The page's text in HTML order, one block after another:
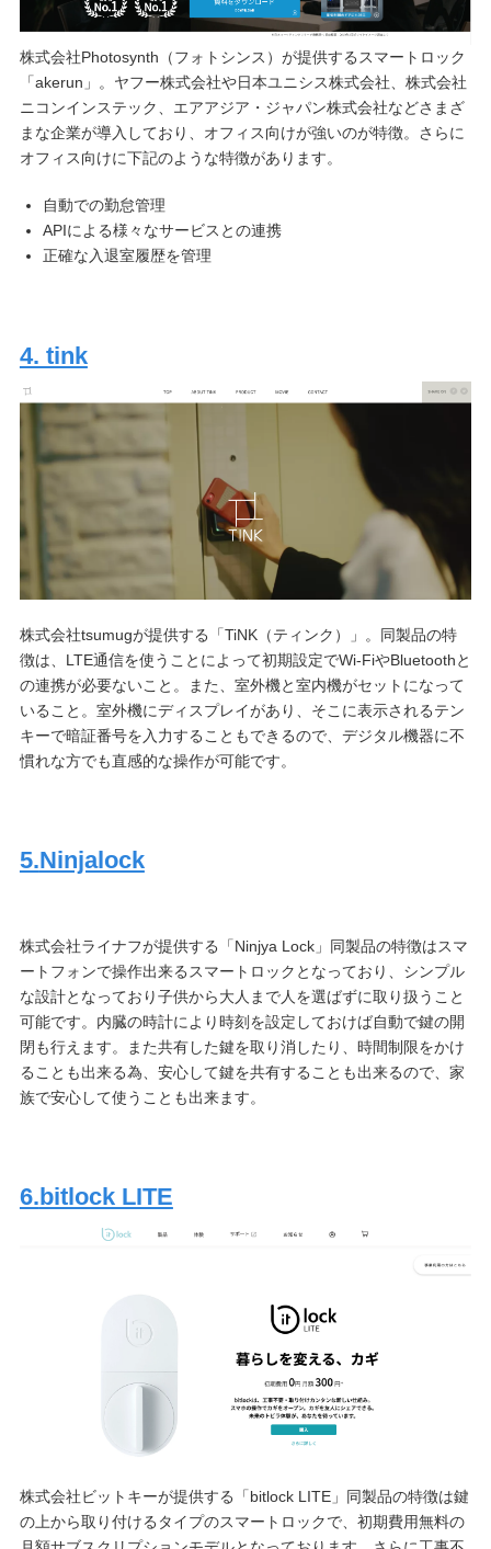
株式会社Photosynth（フォトシンス）が提供するスマートロック
「akerun」。ヤフー株式会社や日本ユニシス株式会社、株式会社
ニコンインステック、エアアジア・ジャパン株式会社などさまざ
まな企業が導入しており、オフィス向けが強いのが特徴。さらに
オフィス向けに下記のような特徴があります。
自動での勤怠管理
APIによる様々なサービスとの連携
正確な入退室履歴を管理
4. tink
株式会社tsumugが提供する「TiNK（ティンク）」。同製品の特
徴は、LTE通信を使うことによって初期設定でWi-FiやBluetoothと
の連携が必要ないこと。また、室外機と室内機がセットになって
いること。室外機にディスプレイがあり、そこに表示されるテン
キーで暗証番号を入力することもできるので、デジタル機器に不
慣れな方でも直感的な操作が可能です。
5.Ninjalock
株式会社ライナフが提供する「Ninjya Lock」同製品の特徴はスマ
ートフォンで操作出来るスマートロックとなっており、シンプル
な設計となっており子供から大人まで人を選ばずに取り扱うこと
可能です。内臓の時計により時刻を設定しておけば自動で鍵の開
閉も行えます。また共有した鍵を取り消したり、時間制限をかけ
ることも出来る為、安心して鍵を共有することも出来るので、家
族で安心して使うことも出来ます。
6. bitlock LITE
株式会社ビットキーが提供する「bitlock LITE」同製品の特徴は鍵
の上から取り付けるタイプのスマートロックで、初期費用無料の